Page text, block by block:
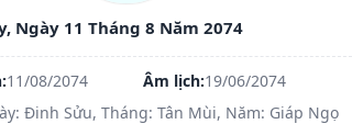
Ngày 11 Tháng 8 Năm 2074
11/08/2074 Âm lịch:19/06/2074
Đinh Sửu, Tháng: Tân Mùi, Năm: Giáp Ngọ